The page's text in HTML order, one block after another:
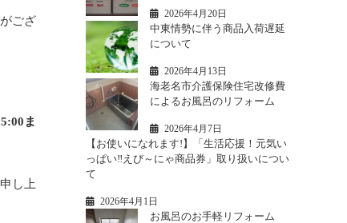
ござ
ま
し上
2026年4月20日
中東情勢に伴う商品入荷遅延
について
2026年4月13日
海老名市介護保険住宅改修費
によるお風呂のリフォーム
2026年4月7日
【お使いになれます!】「生活応援！元気い
っぱい‼えび～にゃ商品券」取り扱いについ
て
2026年4月1日
お風呂のお手軽リフォーム